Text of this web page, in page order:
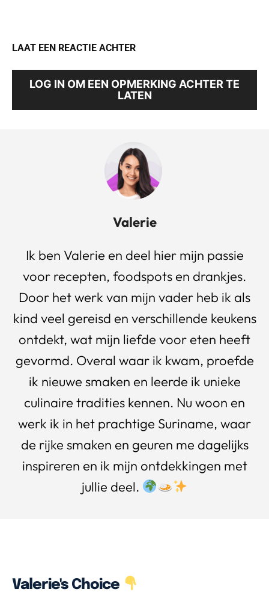
LAAT EEN REACTIE ACHTER
LOG IN OM EEN OPMERKING ACHTER TE
LATEN
Valerie
Ik ben Valerie en deel hier mijn passie
voor recepten, foodspots en drankjes.
Door het werk van mijn vader heb ik als
kind veel gereisd en verschillende keukens
ontdekt, wat mijn liefde voor eten heeft
gevormd. Overal waar ik kwam, proefde
ik nieuwe smaken en leerde ik unieke
culinaire tradities kennen. Nu woon en
werk ik in het prachtige Suriname, waar
de rijke smaken en geuren me dagelijks
inspireren en ik mijn ontdekkingen met
jullie deel.
Valerie's Choice